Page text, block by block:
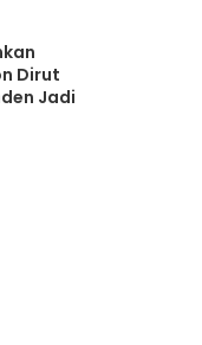
Dirut
Jadi